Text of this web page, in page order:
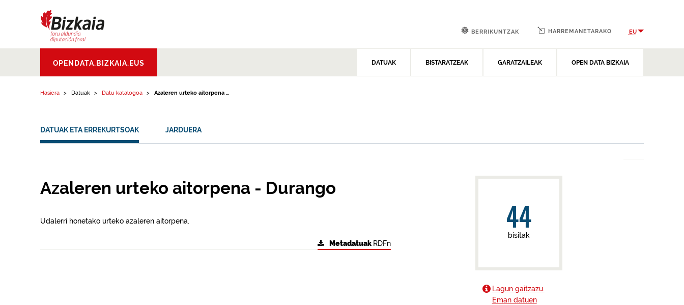
Aldundia.Diputacion
Foral de Bizkaia
OPENDATA.BIZKAIA.EUS DATUAK BISTARATZEAK GARATZAILEAK OPEN DATA BIZKAIA
BERRIKUNTZAK HARREMANETARAKO EU
Hasiera Datuak Datu katalogoa Azaleren urteko aitorpena ...
DATUAK ETA ERREKURTSOAK JARDUERA
Azaleren urteko aitorpena - Durango
Udalerri honetako urteko azaleren aitorpena.
MetadatuakRDFn
44
bisitak
Lagun gaitzazu.
Eman datuen